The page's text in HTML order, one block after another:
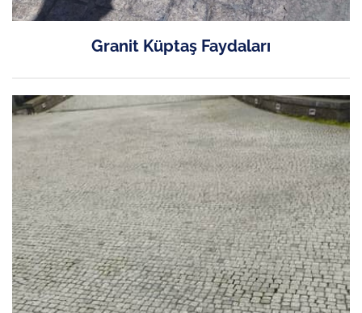
Granit Küptaş Faydaları